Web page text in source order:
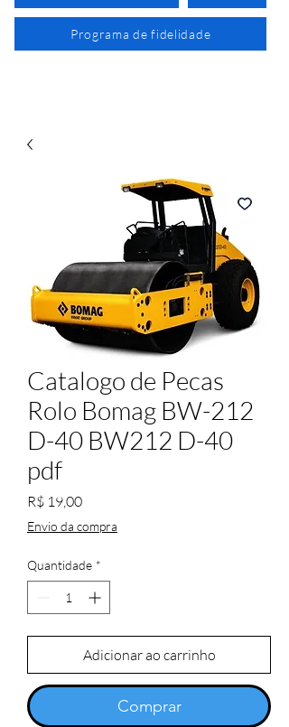
Programa de fidelidade
Catalogo de Pecas
Rolo Bomag BW-212
D-40 BW212 D-40
pdf
R$ 19,00Preço
Envio da compra
Quantidade *
Adicionar ao carrinho
Comprar